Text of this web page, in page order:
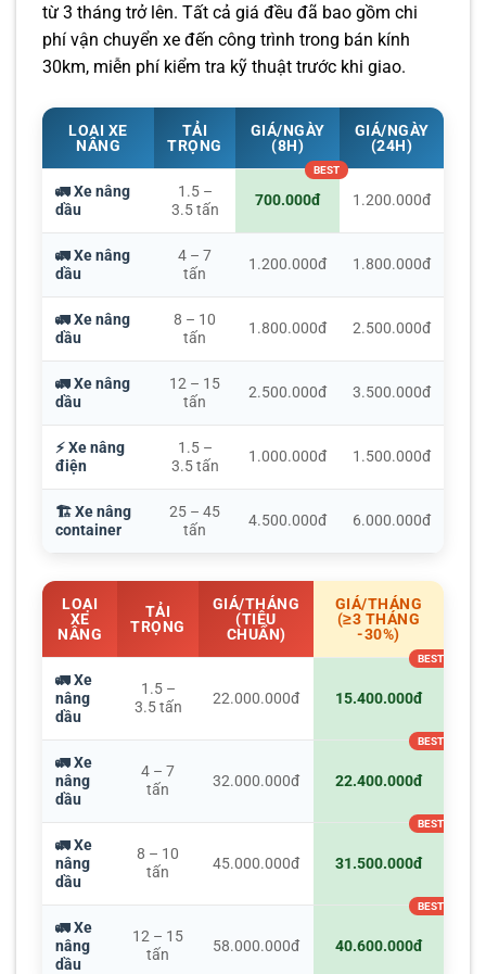
từ 3 tháng trở lên. Tất cả giá đều đã bao gồm chi
phí vận chuyển xe đến công trình trong bán kính
30km, miễn phí kiểm tra kỹ thuật trước khi giao.
LOẠI XE
NÂNG
TẢI
TRỌNG
GIÁ/NGÀY
(8H)
GIÁ/NGÀY
(24H)
🚛 Xe nâng
dầu
1.5 –
3.5 tấn
700.000đ 1.200.000đ
🚛 Xe nâng
dầu
4 – 7
tấn
1.200.000đ 1.800.000đ
🚛 Xe nâng
dầu
8 – 10
tấn
1.800.000đ 2.500.000đ
🚛 Xe nâng
dầu
12 – 15
tấn
2.500.000đ 3.500.000đ
⚡ Xe nâng
điện
1.5 –
3.5 tấn
1.000.000đ 1.500.000đ
🏗️ Xe nâng
container
25 – 45
tấn
4.500.000đ 6.000.000đ
LOẠI
XE
NÂNG
TẢI
TRỌNG
GIÁ/THÁNG
(TIÊU
CHUẨN)
GIÁ/THÁNG
(≥3 THÁNG
-30%)
🚛 Xe
nâng
dầu
1.5 –
3.5 tấn
22.000.000đ 15.400.000đ
🚛 Xe
nâng
dầu
4 – 7
tấn
32.000.000đ 22.400.000đ
🚛 Xe
nâng
dầu
8 – 10
tấn
45.000.000đ 31.500.000đ
🚛 Xe
nâng
dầu
12 – 15
tấn
58.000.000đ 40.600.000đ